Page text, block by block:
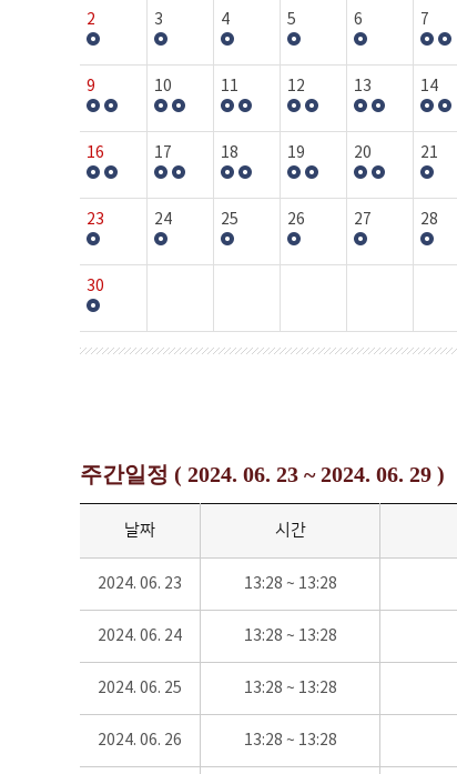
2 3 4 5 6 7
9 10 11 12 13 14
16 17 18 19 20 21
23 24 25 26 27 28
30
주간일정 ( 2024. 06. 23 ~ 2024. 06. 29 )
날짜 시간
2024. 06. 23 13:28 ~ 13:28
2024. 06. 24 13:28 ~ 13:28
2024. 06. 25 13:28 ~ 13:28
2024. 06. 26 13:28 ~ 13:28